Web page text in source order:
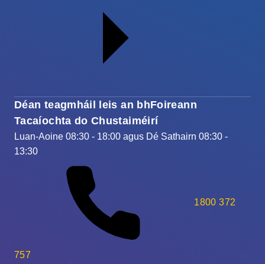
Déan teagmháil leis an bhFoireann
Tacaíochta do Chustaiméirí
Luan-Aoine 08:30 - 18:00 agus Dé Sathairn 08:30 -
13:30
1800 372
757